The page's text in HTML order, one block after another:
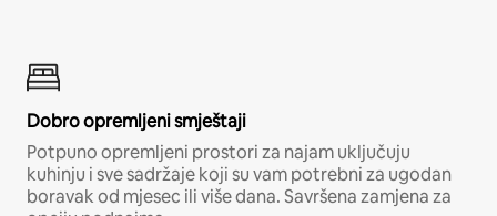
Dobro opremljeni smještaji
Potpuno opremljeni prostori za najam uključuju
kuhinju i sve sadržaje koji su vam potrebni za ugodan
boravak od mjesec ili više dana. Savršena zamjena za